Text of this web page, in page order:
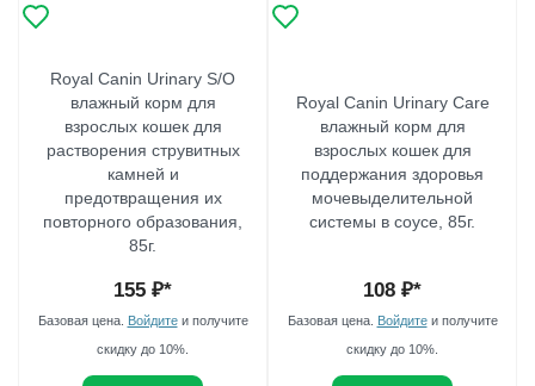
Royal Canin Urinary S/O
влажный корм для
взрослых кошек для
растворения струвитных
камней и
предотвращения их
повторного образования,
85г.
155 ₽*
Базовая цена. Войдитеи получите
скидку до 10%.
Royal Canin Urinary Care
влажный корм для
взрослых кошек для
поддержания здоровья
мочевыделительной
системы в соусе, 85г.
108 ₽*
Базовая цена. Войдитеи получите
скидку до 10%.